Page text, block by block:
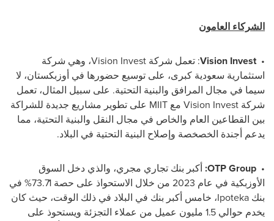
الشركاء العامون
•
Vision Invest: تعمل شركة Vision Invest، وهي شركة
استثمارية سعودية كبرى، على توسيع حضورها في أوزبكستان، لا
سيما في مجال المرافق والبنية التحتية. على سبيل المثال، تعمل
شركة Vision Invest مع MIIT على تطوير مشاريع جديدة للشراكة
بين القطاعين العام والخاص في مجال النقل والبنية التحتية، مما
يدعم أجندة الخصخصة وإصلاح البنية التحتية في البلاد.
•
OTP Group
:أكبر بنك تجاري مجري، والذي دخل السوق
الأوزبكية في عام 2023 من خلال الاستحواذ على حصة 73.71% في
بنك Ipoteka، خامس أكبر بنك في البلاد في ذلك الوقت، حيث كان
يخدم حوالي 1.5 مليون عميل من عملاء التجزئة ويستحوذ على